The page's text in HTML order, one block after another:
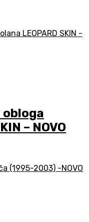
obloga
– NOVO